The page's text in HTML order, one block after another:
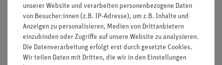
Media / Downloads
Versandkostenfrei ab 300,- €
unserer Website und verarbeiten personenbezogene Daten
von Besucher:innen (z.B. IP-Adresse), um z.B. Inhalte und
Anzeigen zu personalisieren, Medien von Drittanbietern
einzubinden oder Zugriffe auf unsere Website zu analysieren.
Die Datenverarbeitung erfolgt erst durch gesetzte Cookies.
Wir teilen Daten mit Dritten, die wir in den Einstellungen